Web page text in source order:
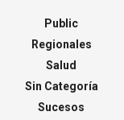
Public
Regionales
Salud
Sin Categoría
Sucesos